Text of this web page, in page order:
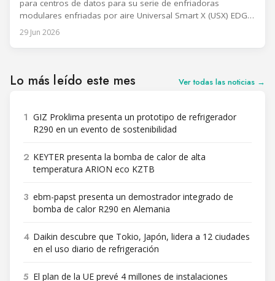
para centros de datos para su serie de enfriadoras
modulares enfriadas por aire Universal Smart X (USX) EDGE.
El modelo está diseñado para mejorar la eficiencia
energética en aplicaciones de agua helada a alta
29 Jun 2026
Lo más leído este mes Ver todas las noticias →
1 GIZ Proklima presenta un prototipo de refrigerador
R290 en un evento de sostenibilidad
2 KEYTER presenta la bomba de calor de alta
temperatura ARION eco KZTB
3 ebm-papst presenta un demostrador integrado de
bomba de calor R290 en Alemania
4 Daikin descubre que Tokio, Japón, lidera a 12 ciudades
en el uso diario de refrigeración
5 El plan de la UE prevé 4 millones de instalaciones